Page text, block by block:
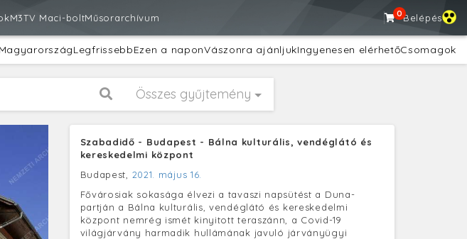
M3TV Maci-boltMűsorarchívum 0Belépés
LegfrissebbEzen a naponVászonra ajánljukIngyenesen elérhetőCsomagok
Összes gyűjtemény
Szabadidő - Budapest - Bálna kulturális, vendéglátó és
kereskedelmi központ
Budapest, 2021. május 16.
Fővárosiak sokasága élvezi a tavaszi napsütést a Duna-
partján a Bálna kulturális, vendéglátó és kereskedelmi
központ nemrég ismét kinyitott teraszánn, a Covid-19
világjárvány harmadik hullámának javuló járványügyi